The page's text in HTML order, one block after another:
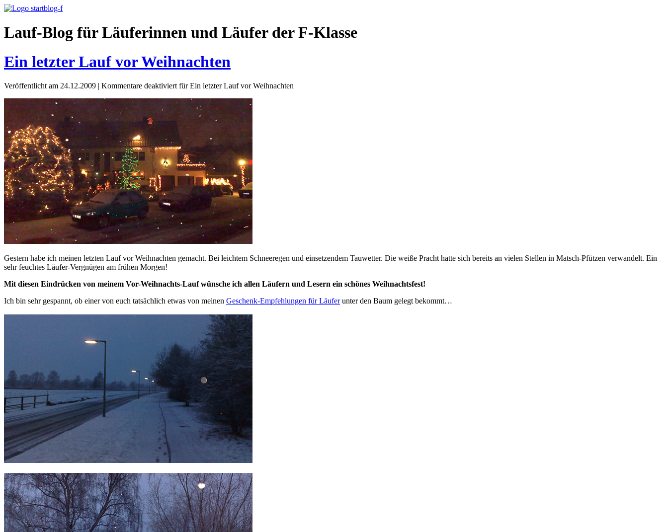
Lauf-Blog für Läuferinnen und Läufer der F-Klasse
Ein letzter Lauf vor Weihnachten
Veröffentlicht am 24.12.2009 | Kommentare deaktiviert für Ein letzter Lauf vor Weihnachten
Gestern habe ich meinen letzten Lauf vor Weihnachten gemacht. Bei leichtem Schneeregen und einsetzendem Tauwetter. Die weiße Pracht hatte sich bereits an vielen Stellen in Matsch-Pfützen verwandelt. Ein
sehr feuchtes Läufer-Vergnügen am frühen Morgen!
Mit diesen Eindrücken von meinem Vor-Weihnachts-Lauf wünsche ich allen Läufern und Lesern ein schönes Weihnachtsfest!
Ich bin sehr gespannt, ob einer von euch tatsächlich etwas von meinen Geschenk-Empfehlungen für Läuferunter den Baum gelegt bekommt…